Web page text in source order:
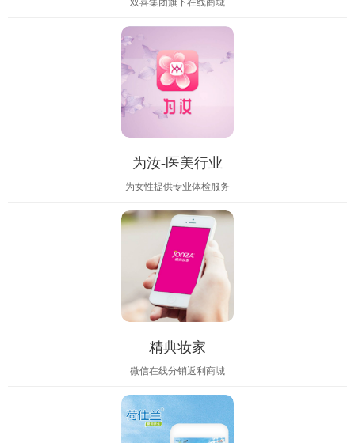
为汝-医美行业
为女性提供专业体检服务
精典妆家
微信在线分销返利商城